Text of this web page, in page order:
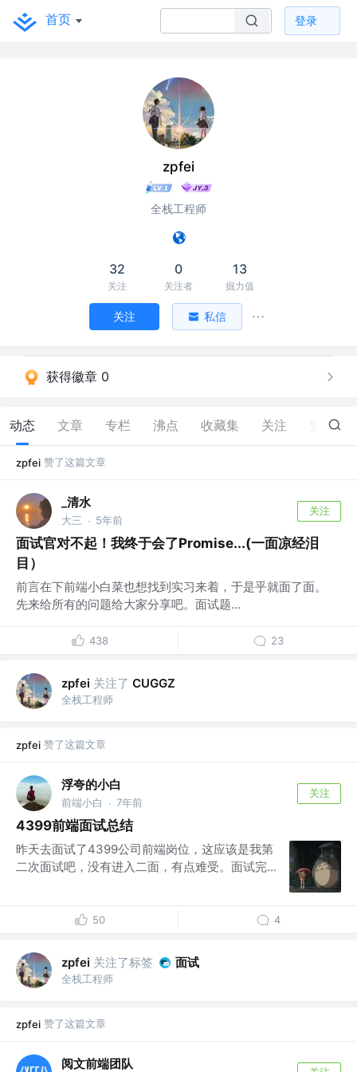
首页 登录
zpfei
全栈工程师
32
关注
0
关注者
13
掘力值
关注 私信
获得徽章 0
动态 文章 专栏 沸点 收藏集 关注 3
zpfei 赞了这篇文章
_清水
大三 · 5年前
关注
面试官对不起！我终于会了Promise...(一面凉经泪
目）
前言在下前端小白菜也想找到实习来着，于是乎就面了面。
先来给所有的问题给大家分享吧。面试题...
438 23
zpfei 关注了 CUGGZ
全栈工程师
zpfei 赞了这篇文章
浮夸的小白
前端小白 · 7年前
关注
4399前端面试总结
昨天去面试了4399公司前端岗位，这应该是我第
二次面试吧，没有进入二面，有点难受。面试完...
50 4
zpfei 关注了标签 面试
全栈工程师
zpfei 赞了这篇文章
阅文前端团队